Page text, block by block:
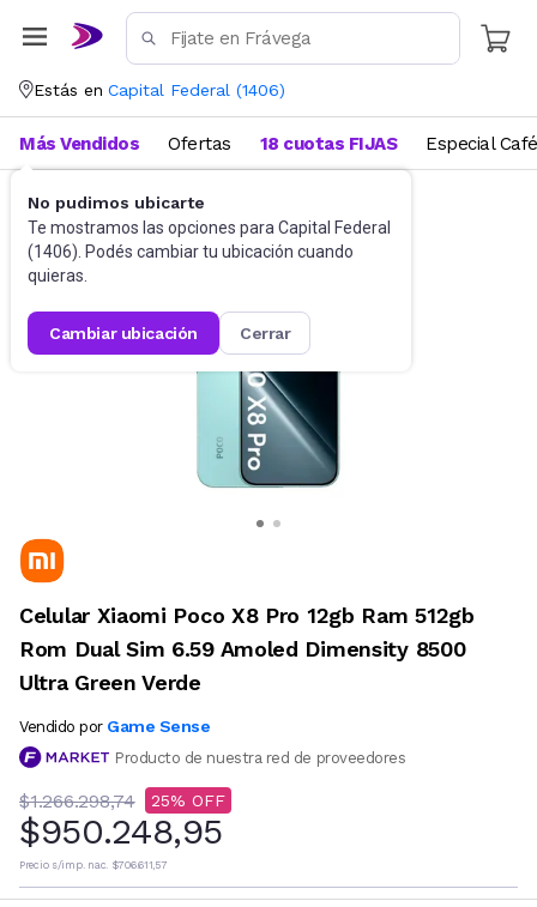
Estás en Capital Federal (1406)
No pudimos ubicarte
Te mostramos las opciones para Capital Federal
(1406). Podés cambiar tu ubicación cuando
quieras.
cambiar ubicación cerrar
Más Vendidos Ofertas 18 cuotas FIJAS Especial Café
Celulares Celulares Liberados
Celular Xiaomi Poco X8 Pro 12gb Ram 512gb
Rom Dual Sim 6.59 Amoled Dimensity 8500
Ultra Green Verde
Vendido por Game Sense
Producto de nuestra red de proveedores
$1.266.298,74 25
$950.248,95
Precio s/imp. nac. $706.611,57